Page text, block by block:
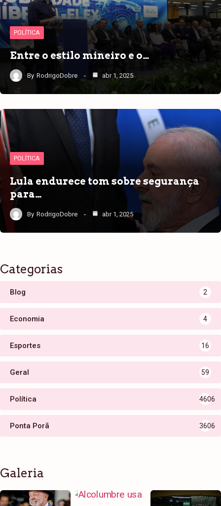
POLÍTICA
Entre o estilo mineiro e o…
By RodrigoDobre abr 1, 2025
POLÍTICA
Lula endurece tom sobre segurança
para…
By RodrigoDobre abr 1, 2025
Categorias
Blog 2
Economia 4
Esportes 16
Geral 59
Política 4606
Ponta Porã 3606
Galeria